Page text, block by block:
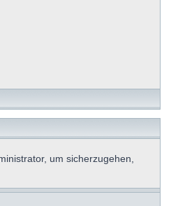
um sicherzugehen,